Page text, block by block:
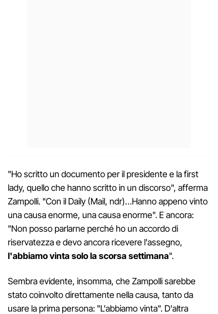
"Ho scritto un documento per il presidente e la first
lady, quello che hanno scritto in un discorso", afferma
Zampolli. "Con il Daily (Mail, ndr)…Hanno appeno vinto
una causa enorme, una causa enorme". E ancora:
"Non posso parlarne perché ho un accordo di
riservatezza e devo ancora ricevere l'assegno,
l'abbiamo vinta solo la scorsa settimana".
Sembra evidente, insomma, che Zampolli sarebbe
stato coinvolto direttamente nella causa, tanto da
usare la prima persona: "L'abbiamo vinta". D'altra